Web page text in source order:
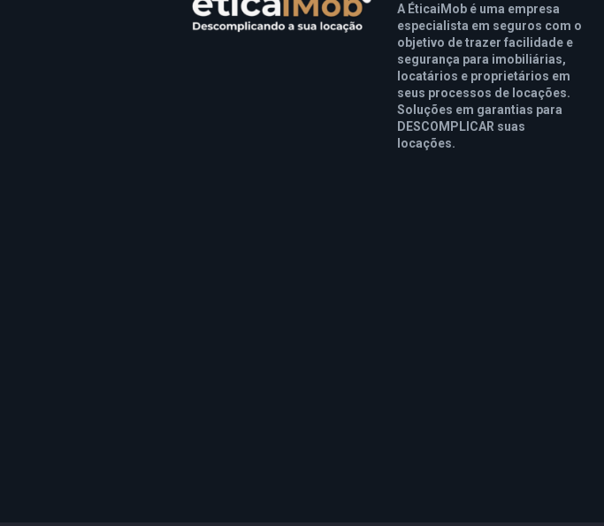
A ÉticaiMob é uma empresa
especialista em seguros com o
objetivo de trazer facilidade e
segurança para imobiliárias,
locatários e proprietários em
seus processos de locações.
Soluções em garantias para
DESCOMPLICAR suas
locações.